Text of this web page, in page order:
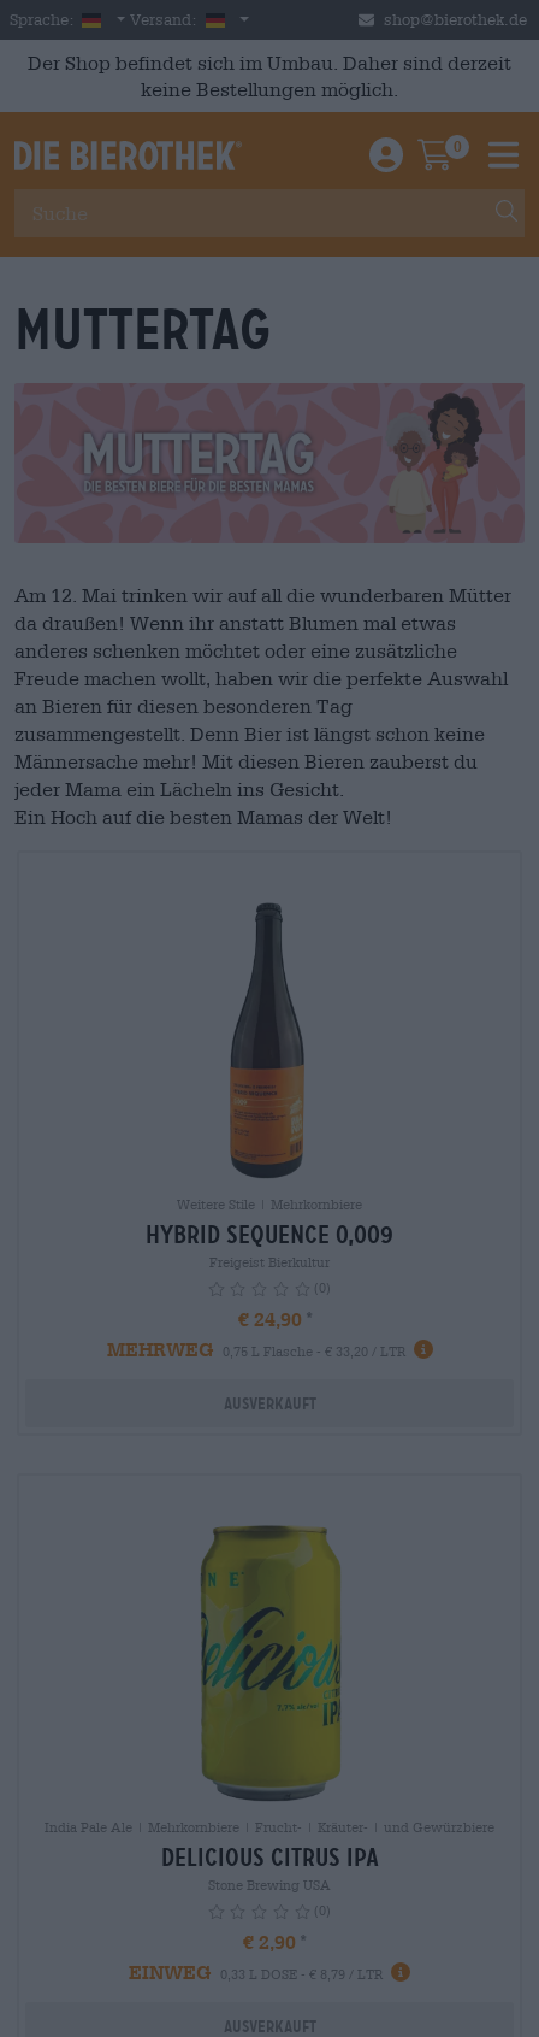
Skip to main content
Sprache: German
Versand: Deutschland shop@bierothek.de
Der Shop befindet sich im Umbau. Daher sind derzeit
keine Bestellungen möglich.
Einloggen /
0
Muttertag
Am 12. Mai trinken wir auf all die wunderbaren Mütter
da draußen! Wenn ihr anstatt Blumen mal etwas
anderes schenken möchtet oder eine zusätzliche
Freude machen wollt, haben wir die perfekte Auswahl
an Bieren für diesen besonderen Tag
zusammengestellt. Denn Bier ist längst schon keine
Männersache mehr! Mit diesen Bieren zauberst du
jeder Mama ein Lächeln ins Gesicht.
Ein Hoch auf die besten Mamas der Welt!
Weitere Stile | Mehrkornbiere
Hybrid Sequence 0,009
Freigeist Bierkultur
(0)
€ 24,90
MEHRWEG
0,75 L Flasche - € 33,20 / LTR info
Ausverkauft
India Pale Ale | Mehrkornbiere | Frucht- | Kräuter- | und Gewürzbiere
Delicious Citrus IPA
Stone Brewing USA
(0)
€ 2,90
EINWEG
0,33 L DOSE - € 8,79 / LTR info
Ausverkauft